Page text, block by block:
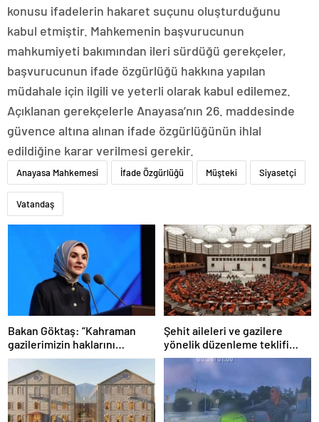
konusu ifadelerin hakaret suçunu oluşturduğunu
kabul etmiştir. Mahkemenin başvurucunun
mahkumiyeti bakımından ileri sürdüğü gerekçeler,
başvurucunun ifade özgürlüğü hakkına yapılan
müdahale için ilgili ve yeterli olarak kabul edilemez.
Açıklanan gerekçelerle Anayasa’nın 26. maddesinde
güvence altına alınan ifade özgürlüğünün ihlal
edildiğine karar verilmesi gerekir.
Anayasa Mahkemesi İfade Özgürlüğü Müşteki Siyasetçi
Vatandaş
Bakan Göktaş: “Kahraman
gazilerimizin haklarını
güçlendiren yeni bir dönemin
kapılarını aralıyoruz”
Şehit aileleri ve gazilere
yönelik düzenleme teklifi
Meclis’te kabul edildi